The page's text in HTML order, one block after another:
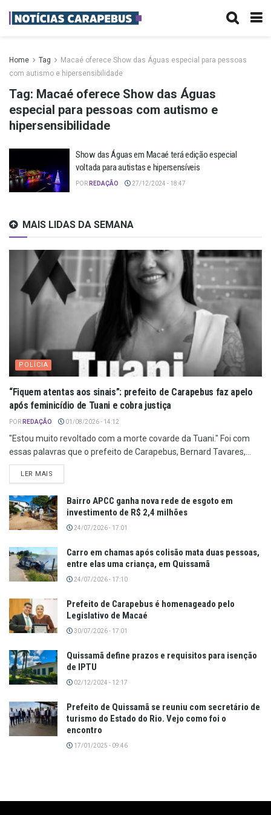
Home Tag
Macaé oferece Show das Águas especial para pessoas
com autismo e hipersensibilidade
Tag: Macaé oferece Show das Águas
especial para pessoas com autismo e
hipersensibilidade
Show das Águas em Macaé terá edição especial
voltada para autistas e hipersensíveis
POR REDAÇÃO 27/12/2024 - 18:47
MAIS LIDAS DA SEMANA
POLÍCIA
“Fiquem atentas aos sinais”: prefeito de Carapebus faz apelo
após feminicídio de Tuani e cobra justiça
POR REDAÇÃO 01/08/2026 - 14:12
"Estou muito revoltado com a morte covarde da Tuani." Foi com
essas palavras que o prefeito de Carapebus, Bernard Tavares,...
LER MAIS
Bairro APCC ganha nova rede de esgoto em
investimento de R$ 2,4 milhões
24/07/2026 - 17:01
Carro em chamas após colisão mata duas pessoas,
entre elas uma criança, em Quissamã
24/07/2026 - 17:10
Prefeito de Carapebus é homenageado pelo
Legislativo de Macaé
30/07/2026 - 17:01
Quissamã define prazos e requisitos para isenção
de IPTU
02/12/2024 - 12:17
Prefeito de Quissamã se reuniu com secretário de
turismo do Estado do Rio. Vejo como foi o
encontro
17/01/2025 - 09:46